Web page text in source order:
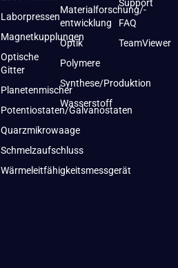
Laborpressen
Magnetkupplungen
Optische
Gitter
Planetenmischer
Potentiostaten/Galvanostaten
Quarzmikrowaage
Schmelzaufschluss
Wärmeleitfähigkeitsmessgerät
Materialforschung/-
entwicklung
Optik
Polymere
Synthese/Produktion
Wasserstoff
Support
FAQ
TeamViewer